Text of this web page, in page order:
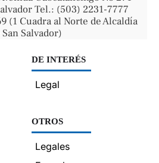
Tel.: (503) 2231-7777
(1 Cuadra al Norte de Alcaldía
Salvador)
DE INTERÉS
Legal
OTROS
Legales